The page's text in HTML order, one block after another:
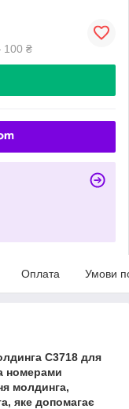
100 ₴
Оплата Умови
C3718 для
номерами
молдинга,
яке допомагає